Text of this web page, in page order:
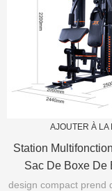
AJOUTER À LA
Station
Sac De Boxe De
Gymnastique
design compact prend